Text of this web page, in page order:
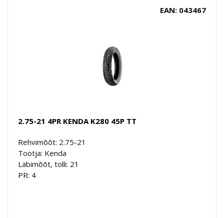
EAN: 043467
2.75-21 4PR KENDA K280 45P TT
Rehvimõõt: 2.75-21
Tootja: Kenda
Läbimõõt, tolli: 21
PR: 4